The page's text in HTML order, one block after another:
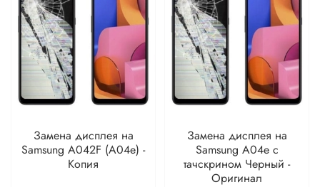
Замена дисплея на
Samsung A042F (A04e) -
Копия
Замена дисплея на
Samsung A04e с
тачскрином Черный -
Оригинал